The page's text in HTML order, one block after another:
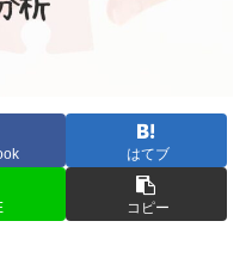
はてブ
コピー